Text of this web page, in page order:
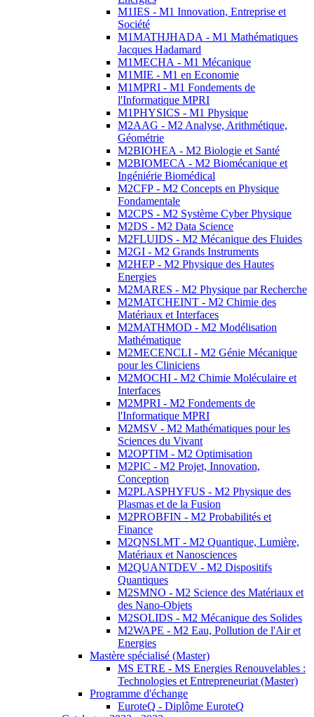
M1IES - M1 Innovation, Entreprise et
Société
M1MATHJHADA - M1 Mathématiques
Jacques Hadamard
M1MECHA - M1 Mécanique
M1MIE - M1 en Economie
M1MPRI - M1 Fondements de
l'Informatique MPRI
M1PHYSICS - M1 Physique
M2AAG - M2 Analyse, Arithmétique,
Géométrie
M2BIOHEA - M2 Biologie et Santé
M2BIOMECA - M2 Biomécanique et
Ingéniérie Biomédical
M2CFP - M2 Concepts en Physique
Fondamentale
M2CPS - M2 Système Cyber Physique
M2DS - M2 Data Science
M2FLUIDS - M2 Mécanique des Fluides
M2GI - M2 Grands Instruments
M2HEP - M2 Physique des Hautes
Energies
M2MARES - M2 Physique par Recherche
M2MATCHEINT - M2 Chimie des
Matériaux et Interfaces
M2MATHMOD - M2 Modélisation
Mathématique
M2MECENCLI - M2 Génie Mécanique
pour les Cliniciens
M2MOCHI - M2 Chimie Moléculaire et
Interfaces
M2MPRI - M2 Fondements de
l'Informatique MPRI
M2MSV - M2 Mathématiques pour les
Sciences du Vivant
M2OPTIM - M2 Optimisation
M2PIC - M2 Projet, Innovation,
Conception
M2PLASPHYFUS - M2 Physique des
Plasmas et de la Fusion
M2PROBFIN - M2 Probabilités et
Finance
M2QNSLMT - M2 Quantique, Lumière,
Matériaux et Nanosciences
M2QUANTDEV - M2 Dispositifs
Quantiques
M2SMNO - M2 Science des Matériaux et
des Nano-Objets
M2SOLIDS - M2 Mécanique des Solides
M2WAPE - M2 Eau, Pollution de l'Air et
Energies
Mastère spécialisé (Master)
MS ETRE - MS Energies Renouvelables :
Technologies et Entrepreneuriat (Master)
Programme d'échange
EuroteQ - Diplôme EuroteQ